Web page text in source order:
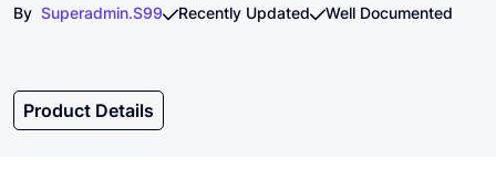
By Superadmin.s99 Recently Updated Well Documented
Product Details